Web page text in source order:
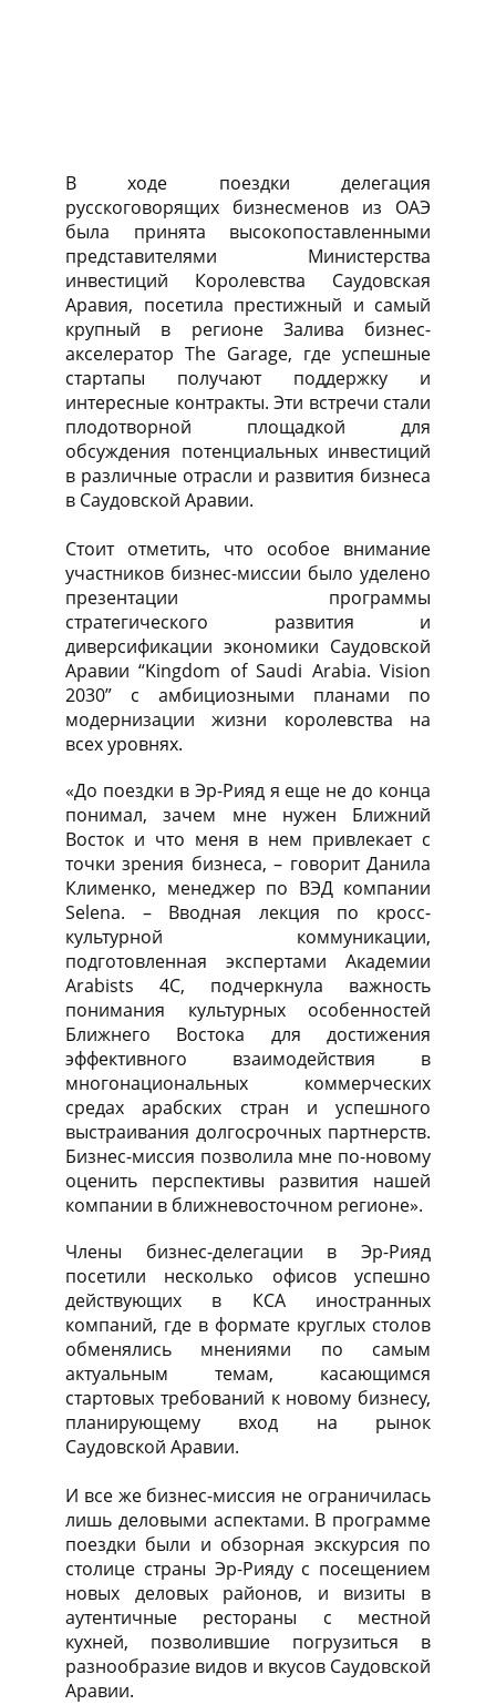
В ходе поездки делегация
русскоговорящих бизнесменов из ОАЭ
была принята высокопоставленными
представителями Министерства
инвестиций Королевства Саудовская
Аравия, посетила престижный и самый
крупный в регионе Залива бизнес-
акселератор The Garage, где успешные
стартапы получают поддержку и
интересные контракты. Эти встречи стали
плодотворной площадкой для
обсуждения потенциальных инвестиций
в различные отрасли и развития бизнеса
в Саудовской Аравии.
Стоит отметить, что особое внимание
участников бизнес-миссии было уделено
презентации программы
стратегического развития и
диверсификации экономики Саудовской
Аравии “Kingdom of Saudi Arabia. Vision
2030” с амбициозными планами по
модернизации жизни королевства на
всех уровнях.
«До поездки в Эр-Рияд я еще не до конца
понимал, зачем мне нужен Ближний
Восток и что меня в нем привлекает с
точки зрения бизнеса, – говорит Данила
Клименко, менеджер по ВЭД компании
Selena. – Вводная лекция по кросс-
культурной коммуникации,
подготовленная экспертами Академии
Arabists 4С, подчеркнула важность
понимания культурных особенностей
Ближнего Востока для достижения
эффективного взаимодействия в
многонациональных коммерческих
средах арабских стран и успешного
выстраивания долгосрочных партнерств.
Бизнес-миссия позволила мне по-новому
оценить перспективы развития нашей
компании в ближневосточном регионе».
Члены бизнес-делегации в Эр-Рияд
посетили несколько офисов успешно
действующих в КСА иностранных
компаний, где в формате круглых столов
обменялись мнениями по самым
актуальным темам, касающимся
стартовых требований к новому бизнесу,
планирующему вход на рынок
Саудовской Аравии.
И все же бизнес-миссия не ограничилась
лишь деловыми аспектами. В программе
поездки были и обзорная экскурсия по
столице страны Эр-Рияду с посещением
новых деловых районов, и визиты в
аутентичные рестораны с местной
кухней, позволившие погрузиться в
разнообразие видов и вкусов Саудовской
Аравии.